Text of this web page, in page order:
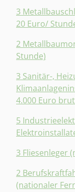
3
20 Euro/
2
Stunde)
3 Sanitär-,
4.000 Euro
5
3 Fliesenleger
2
(nationaler